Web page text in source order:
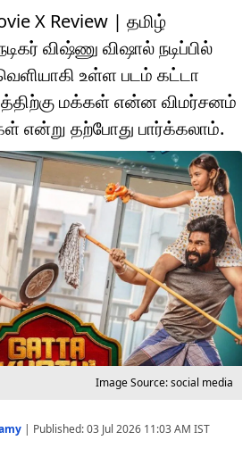
X Review | தமிழ்
விஷ்ணு விஷால் நடிப்பில்
உள்ள படம் கட்டா
மக்கள் என்ன விமர்சனம்
என்று தற்போது பார்க்கலாம்.
Image Source: social media
| Published:03 Jul 2026 11:03 AM IST